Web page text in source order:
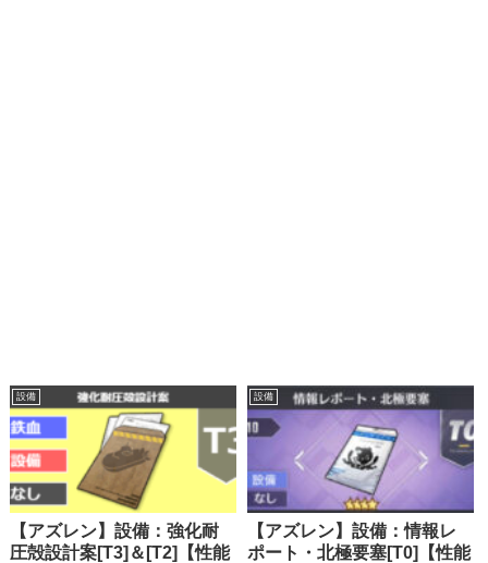
設備
【アズレン】設備：強化耐
圧殻設計案[T3]＆[T2]【性能
設備
【アズレン】設備：情報レ
ポート・北極要塞[T0]【性能